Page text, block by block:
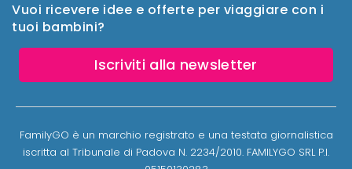
Vuoi ricevere idee e offerte per viaggiare con i
tuoi bambini?
Iscriviti alla newsletter
FamilyGO è un marchio registrato e una testata giornalistica
iscritta al Tribunale di Padova N. 2234/2010. FAMILYGO SRL P.I.